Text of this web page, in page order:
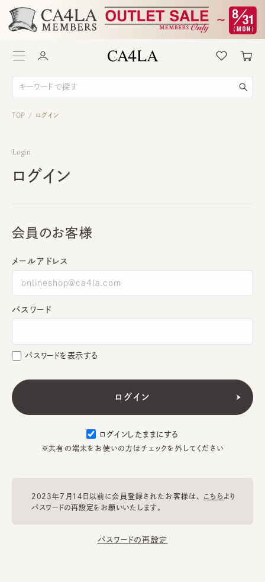
TOP / ログイン
Login
ログイン
会員のお客様
メールアドレス
パスワード
パスワードを表示する
ログインしたままにする
※共有の端末をお使いの方はチェックを外してください
2023年7月14日以前に会員登録されたお客様は、 こちらより
パスワードの再設定をお願いいたします。
パスワードの再設定